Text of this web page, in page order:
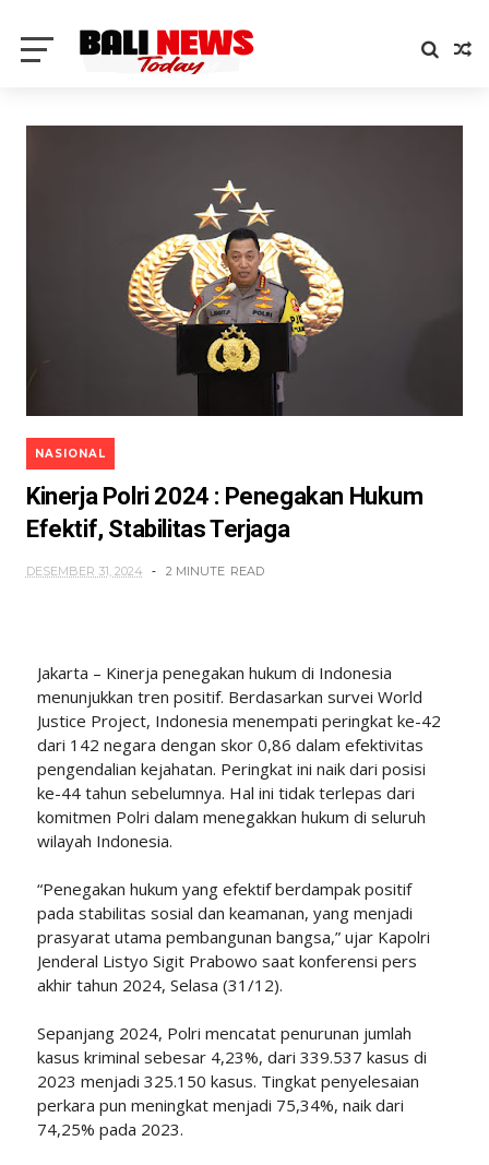
NASIONAL
Kinerja Polri 2024 : Penegakan Hukum
Efektif, Stabilitas Terjaga
DESEMBER 31, 2024 2 MINUTE READ
Jakarta – Kinerja penegakan hukum di Indonesia
menunjukkan tren positif. Berdasarkan survei World
Justice Project, Indonesia menempati peringkat ke-42
dari 142 negara dengan skor 0,86 dalam efektivitas
pengendalian kejahatan. Peringkat ini naik dari posisi
ke-44 tahun sebelumnya. Hal ini tidak terlepas dari
komitmen Polri dalam menegakkan hukum di seluruh
wilayah Indonesia.
“Penegakan hukum yang efektif berdampak positif
pada stabilitas sosial dan keamanan, yang menjadi
prasyarat utama pembangunan bangsa,” ujar Kapolri
Jenderal Listyo Sigit Prabowo saat konferensi pers
akhir tahun 2024, Selasa (31/12).
Sepanjang 2024, Polri mencatat penurunan jumlah
kasus kriminal sebesar 4,23%, dari 339.537 kasus di
2023 menjadi 325.150 kasus. Tingkat penyelesaian
perkara pun meningkat menjadi 75,34%, naik dari
74,25% pada 2023.